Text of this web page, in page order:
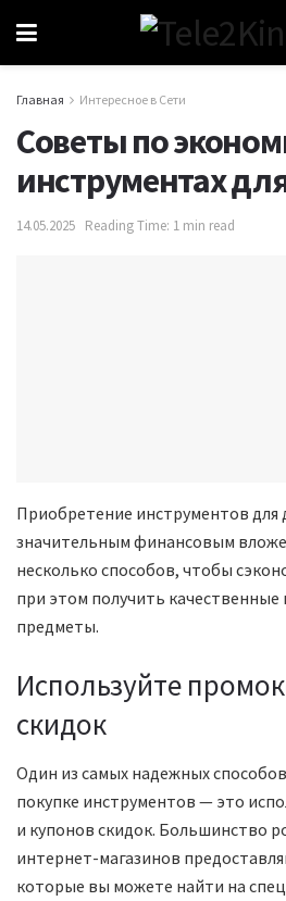
Главная Интересное в Сети
Советы по
инструментах
14.05.2025 Reading Time: 1 min read
Приобретение инструментов для
значительным финансовым
несколько способов, чтобы
при этом получить качественные
предметы.
Используйте
скидок
Один из самых надежных
покупке инструментов — это
и купонов скидок. Большинство
интернет-магазинов
которые вы можете найти на